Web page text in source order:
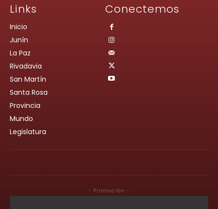
Links
Inicio
Junín
La Paz
Rivadavia
San Martín
Santa Rosa
Provincia
Mundo
Legislatura
Conectemos
- Promoción -